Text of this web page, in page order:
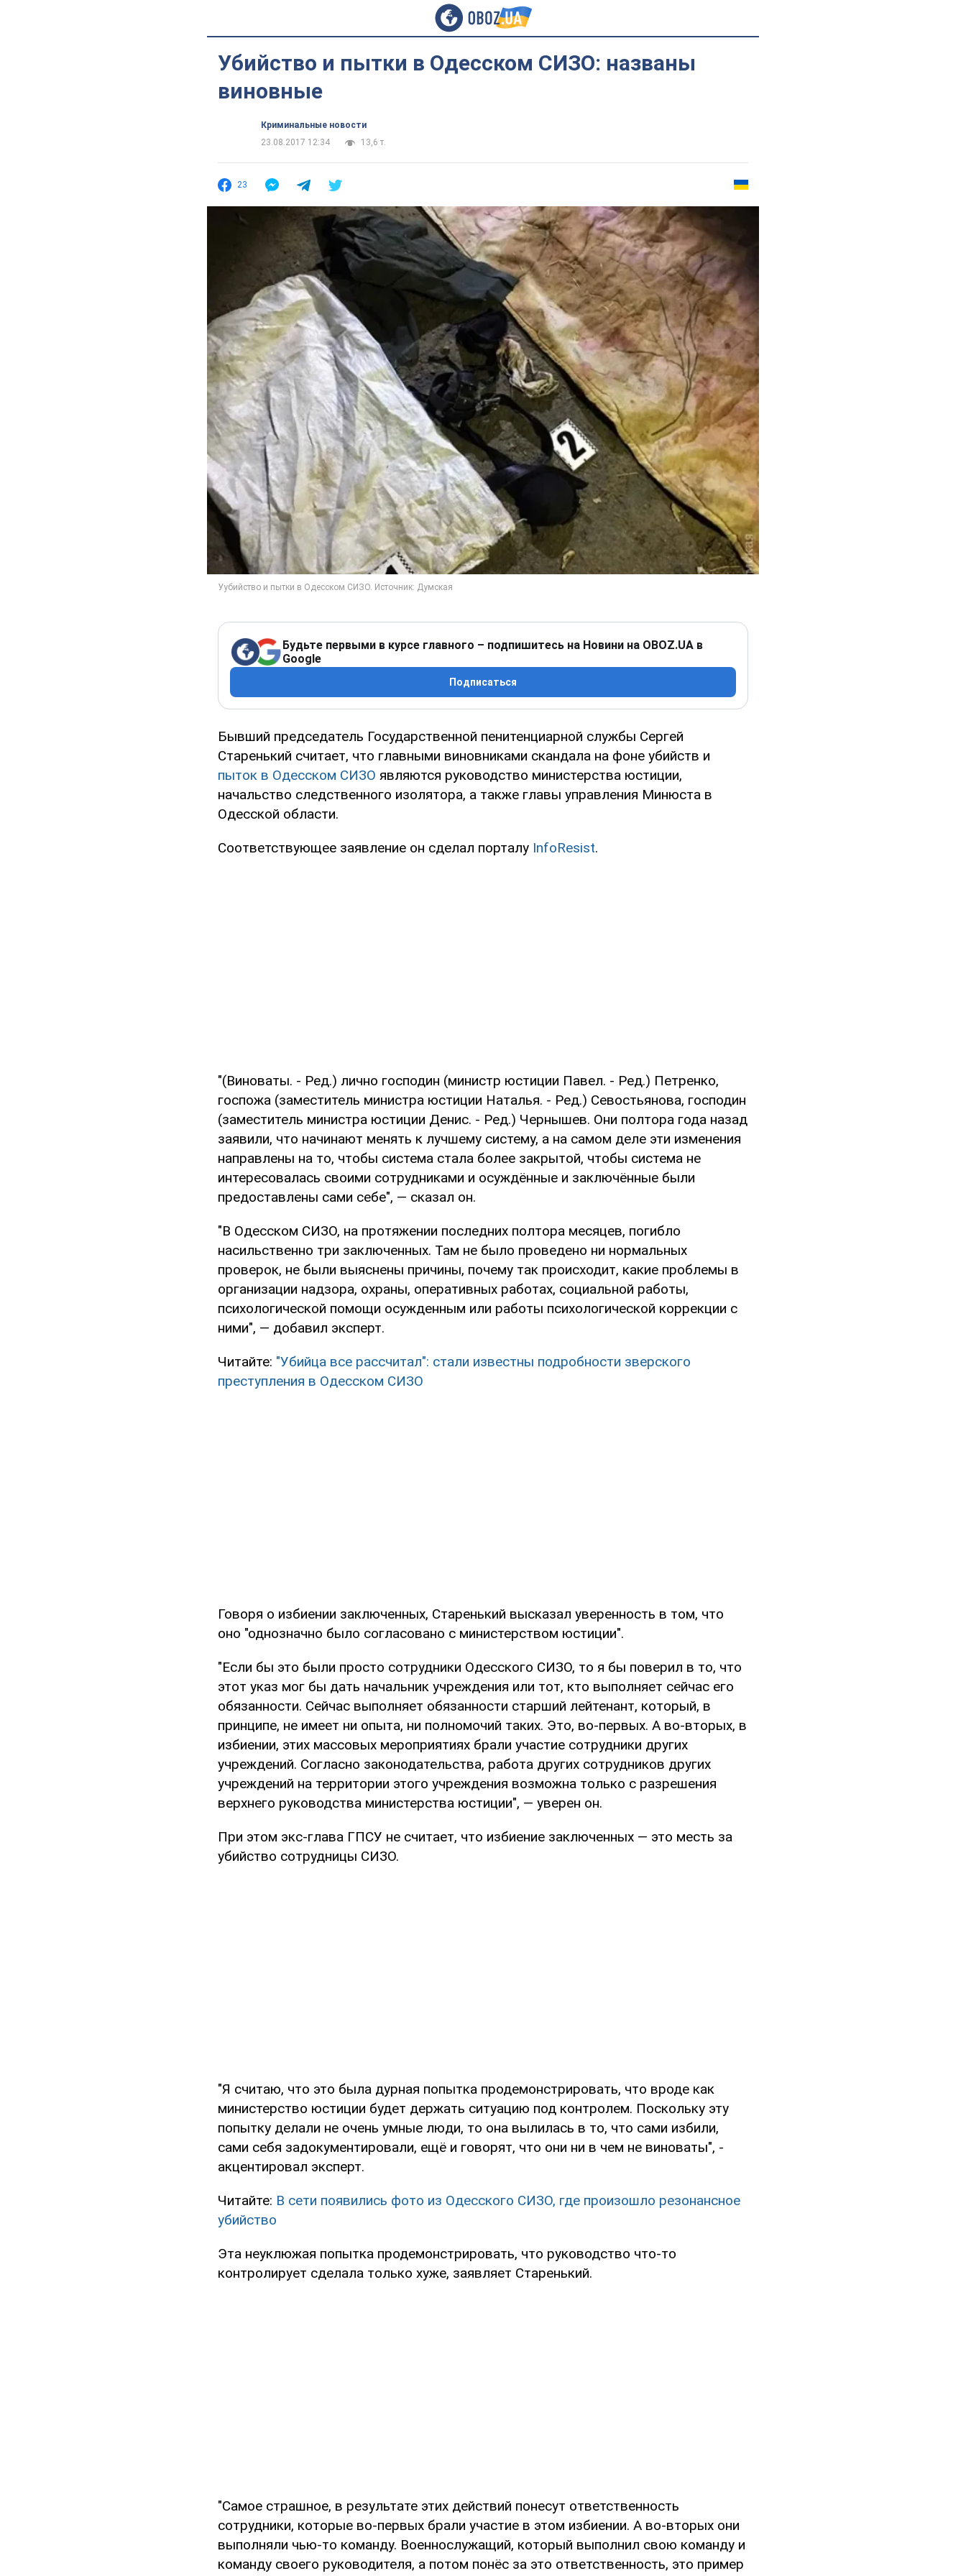
Убийство и пытки в Одесском СИЗО: названы
виновные
Криминальные новости
23.08.2017 12:34
13,6 т.
23
Будьте первыми в курсе главного – подпишитесь на Новини на OBOZ.UA в
Google
Подписаться
Бывший председатель Государственной пенитенциарной службы Сергей
Старенький считает, что главными виновниками скандала на фоне убийств и
пыток в Одесском СИЗО являются руководство министерства юстиции,
начальство следственного изолятора, а также главы управления Минюста в
Одесской области.
Соответствующее заявление он сделал порталу InfoResist.
"(Виноваты. - Ред.) лично господин (министр юстиции Павел. - Ред.) Петренко,
госпожа (заместитель министра юстиции Наталья. - Ред.) Севостьянова, господин
(заместитель министра юстиции Денис. - Ред.) Чернышев. Они полтора года назад
заявили, что начинают менять к лучшему систему, а на самом деле эти изменения
направлены на то, чтобы система стала более закрытой, чтобы система не
интересовалась своими сотрудниками и осуждённые и заключённые были
предоставлены сами себе", — сказал он.
"В Одесском СИЗО, на протяжении последних полтора месяцев, погибло
насильственно три заключенных. Там не было проведено ни нормальных
проверок, не были выяснены причины, почему так происходит, какие проблемы в
организации надзора, охраны, оперативных работах, социальной работы,
психологической помощи осужденным или работы психологической коррекции с
ними", — добавил эксперт.
Читайте: "Убийца все рассчитал": стали известны подробности зверского
преступления в Одесском СИЗО
Говоря о избиении заключенных, Старенький высказал уверенность в том, что
оно "однозначно было согласовано с министерством юстиции".
"Если бы это были просто сотрудники Одесского СИЗО, то я бы поверил в то, что
этот указ мог бы дать начальник учреждения или тот, кто выполняет сейчас его
обязанности. Сейчас выполняет обязанности старший лейтенант, который, в
принципе, не имеет ни опыта, ни полномочий таких. Это, во-первых. А во-вторых, в
избиении, этих массовых мероприятиях брали участие сотрудники других
учреждений. Согласно законодательства, работа других сотрудников других
учреждений на территории этого учреждения возможна только с разрешения
верхнего руководства министерства юстиции", — уверен он.
При этом экс-глава ГПСУ не считает, что избиение заключенных — это месть за
убийство сотрудницы СИЗО.
"Я считаю, что это была дурная попытка продемонстрировать, что вроде как
министерство юстиции будет держать ситуацию под контролем. Поскольку эту
попытку делали не очень умные люди, то она вылилась в то, что сами избили,
сами себя задокументировали, ещё и говорят, что они ни в чем не виноваты", -
акцентировал эксперт.
Читайте: В сети появились фото из Одесского СИЗО, где произошло резонансное
убийство
Эта неуклюжая попытка продемонстрировать, что руководство что-то
контролирует сделала только хуже, заявляет Старенький.
"Самое страшное, в результате этих действий понесут ответственность
сотрудники, которые во-первых брали участие в этом избиении. А во-вторых они
выполняли чью-то команду. Военнослужащий, который выполнил свою команду и
команду своего руководителя, а потом понёс за это ответственность, это пример